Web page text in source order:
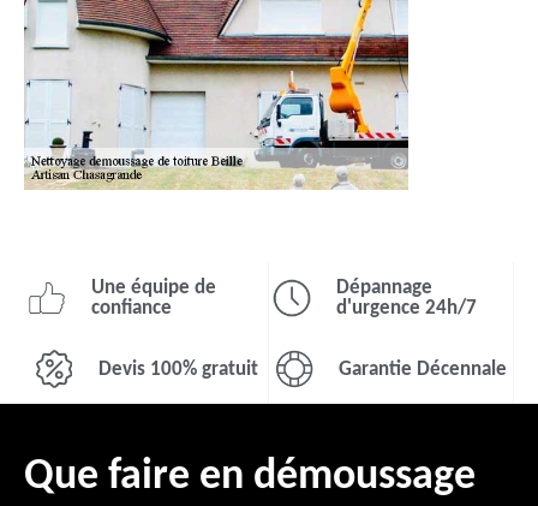
Une équipe de
confiance
Dépannage
d'urgence 24h/7
Devis 100% gratuit Garantie Décennale
Que faire en démoussage